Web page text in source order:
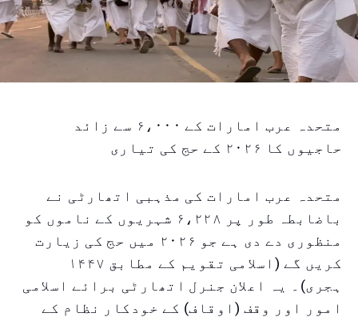
متحدہ عرب امارات کے ۶،۰۰۰ سے زائد
حاجیوں کا ۲۰۲۶ کے حج کی تیاری
متحدہ عرب امارات کی مذہبی اتھارٹی نے
باضابطہ طور پر ۶،۲۲۸ شہریوں کے ناموں کو
منظوری دے دی ہے جو ۲۰۲۶ میں حج کی زیارت
کریں گے (اسلامی تقویم کے مطابق ۱۴۴۷
ہجری)۔ یہ اعلان جنرل اتھارٹی برائے اسلامی
امور اور وقف (اوقاف) کے خودکار نظام کے